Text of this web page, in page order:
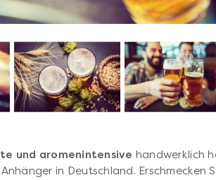
und aromenintensive handwerklich
in Deutschland. Erschmecken